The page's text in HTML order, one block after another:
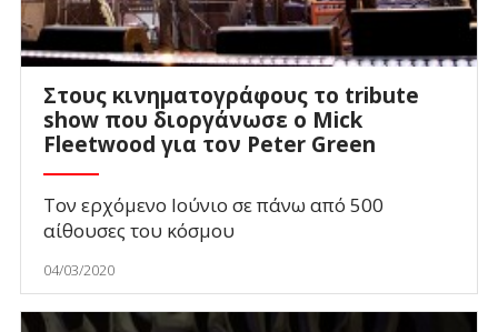
Στους κινηματογράφους το tribute
show που διοργάνωσε ο Mick
Fleetwood για τον Peter Green
Τον ερχόμενο Ιούνιο σε πάνω από 500
αίθουσες του κόσμου
04/03/2020